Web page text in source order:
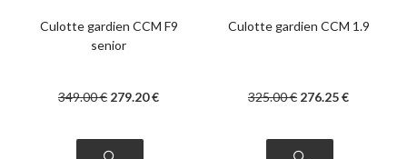
Culotte gardien CCM F9
senior
349.00€ 279.20€
Culotte gardien CCM 1.9
325.00€ 276.25€